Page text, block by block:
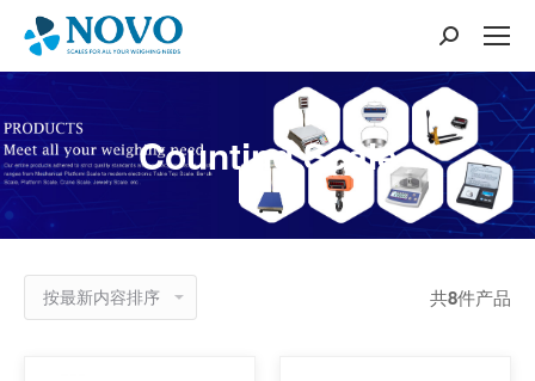
搜
Counting Scale
共8件产品